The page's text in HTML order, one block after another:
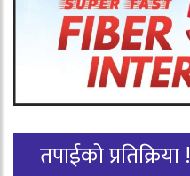
तपाईको प्रतिक्रिया !